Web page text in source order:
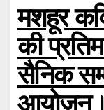
मशहूर
की
सैनिक